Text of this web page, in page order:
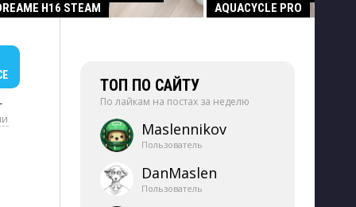
H16 STEAM
AQUACYCLE PRO
ТОП ПО САЙТУ
По лайкам на постах за неделю
Maslennikov
Пользователь
DanMaslen
Пользователь